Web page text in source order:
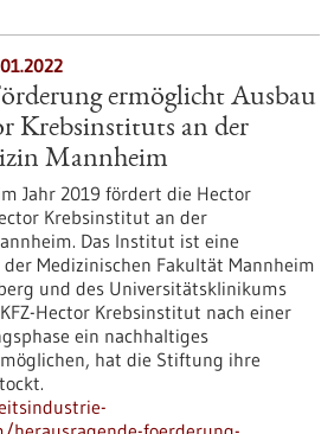
ermöglicht Ausbau
Krebsinstituts an der
Mannheim
Jahr 2019 fördert die Hector
Krebsinstitut an der
Das Institut ist eine
der Medizinischen Fakultät Mannheim
und des Universitätsklinikums
Hector Krebsinstitut nach einer
ein nachhaltiges
hat die Stiftung ihre